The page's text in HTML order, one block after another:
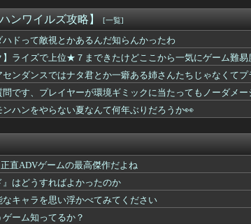
リューあるところって何か残ってるのかな？
に活躍してるの？
楽をやらないと儲からなくなった。本当にイラ...
全に炎だが大人の事情で電気になったな
と可愛さにビビるんだよね
っかだったけど最近はこういう人型に囚われな...
い
ーバーがお勧めですか？」有識者「...
キャラクターカスタマイズで「あなたの姿を選...
ンワイルズ攻略】 [一覧]
ハドって敵視とかあるんだ知らんかったわ
】ライズで上位★７まできたけどここから一気にゲーム難
センダンスではナタ君とか一癖ある姉さんたちじゃなくて
いです
問です、プレイヤーが環境ギミックに当たってもノーダメ
ンハンをやらない夏なんて何年ぶりだろうか👀
正直ADVゲームの最高傑作だよね
』はどうすればよかったのか
なキャラを思い浮かべてみてください
ゲーム知ってるか？